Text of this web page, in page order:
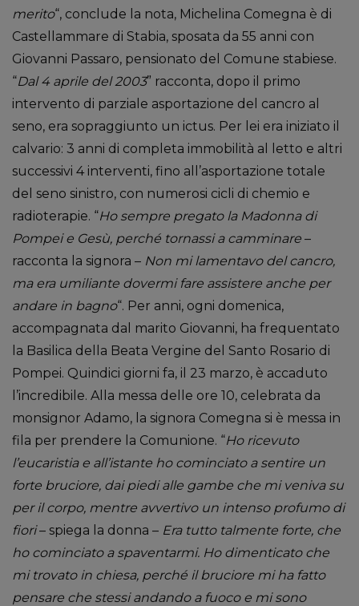
merito“, conclude la nota, Michelina Comegna è di
Castellammare di Stabia, sposata da 55 anni con
Giovanni Passaro, pensionato del Comune stabiese.
“Dal 4 aprile del 2003” racconta, dopo il primo
intervento di parziale asportazione del cancro al
seno, era sopraggiunto un ictus. Per lei era iniziato il
calvario: 3 anni di completa immobilità al letto e altri
successivi 4 interventi, fino all’asportazione totale
del seno sinistro, con numerosi cicli di chemio e
radioterapie. “Ho sempre pregato la Madonna di
Pompei e Gesù, perché tornassi a camminare –
racconta la signora – Non mi lamentavo del cancro,
ma era umiliante dovermi fare assistere anche per
andare in bagno“. Per anni, ogni domenica,
accompagnata dal marito Giovanni, ha frequentato
la Basilica della Beata Vergine del Santo Rosario di
Pompei. Quindici giorni fa, il 23 marzo, è accaduto
l’incredibile. Alla messa delle ore 10, celebrata da
monsignor Adamo, la signora Comegna si è messa in
fila per prendere la Comunione. “Ho ricevuto
l’eucaristia e all’istante ho cominciato a sentire un
forte bruciore, dai piedi alle gambe che mi veniva su
per il corpo, mentre avvertivo un intenso profumo di
fiori– spiega la donna – Era tutto talmente forte, che
ho cominciato a spaventarmi. Ho dimenticato che
mi trovato in chiesa, perché il bruciore mi ha fatto
pensare che stessi andando a fuoco e mi sono